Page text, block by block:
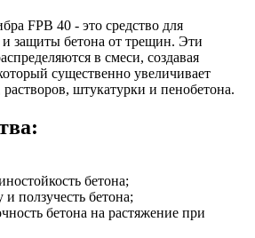
FPB 40 - это средство для
защиты бетона от трещин. Эти
в смеси, создавая
существенно увеличивает
растворов, штукатурки и пенобетона.
бетона;
ползучесть бетона;
бетона на растяжение при